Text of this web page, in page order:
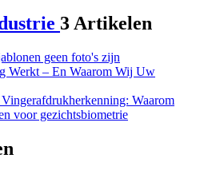
3 Artikelen
geen foto's zijn
Werkt – En Waarom Wij Uw
Waarom
voor gezichtsbiometrie